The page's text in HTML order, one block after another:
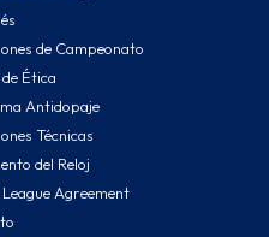
de Campeonato
Ética
Antidopaje
Técnicas
del Reloj
Agreement